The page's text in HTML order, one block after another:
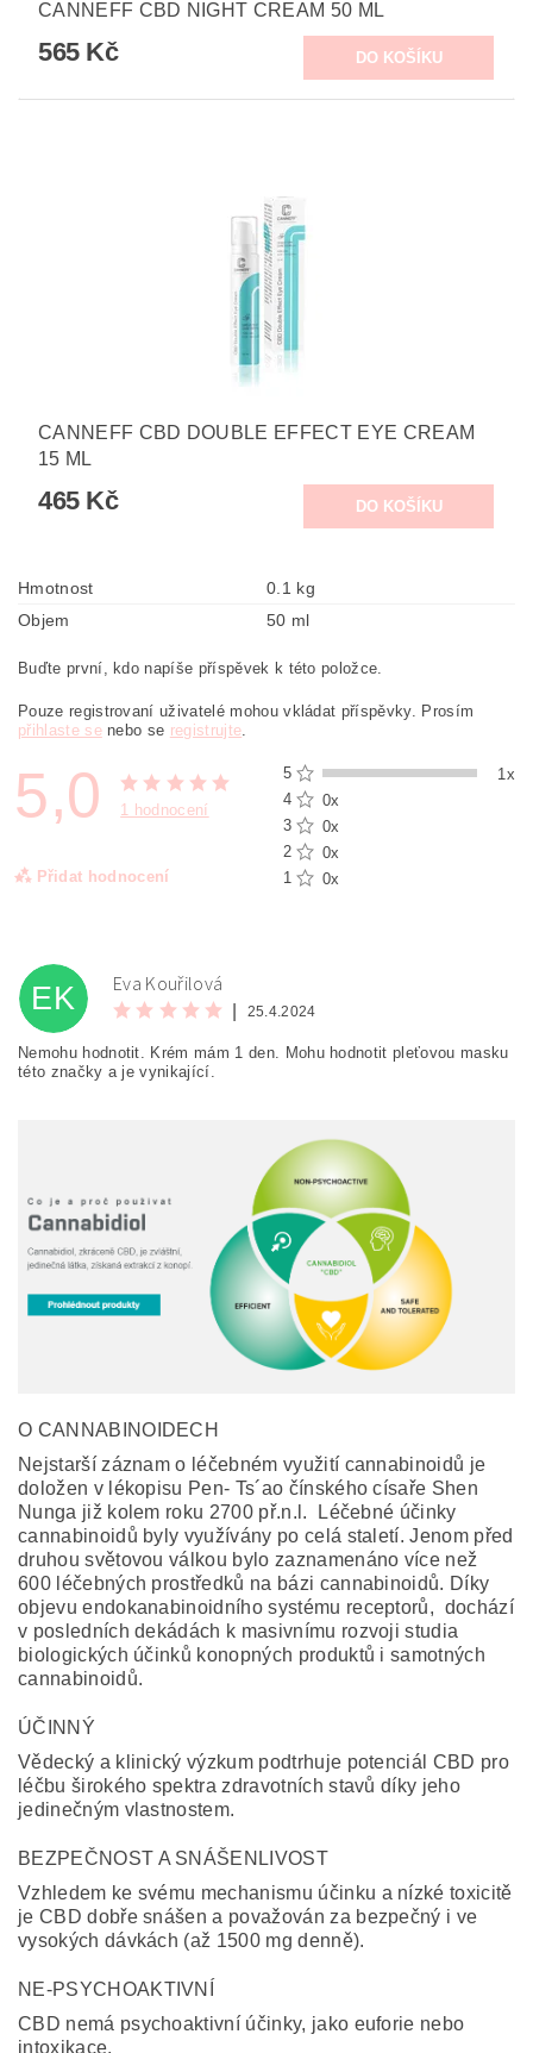
CANNEFF CBD NIGHT CREAM 50 ML
565 Kč
CANNEFF CBD DOUBLE EFFECT EYE CREAM
15 ML
465 Kč
Hmotnost
0.1 kg
Objem
50 ml
Buďte první, kdo napíše příspěvek k této položce.
Pouze registrovaní uživatelé mohou vkládat příspěvky. Prosím
přihlaste senebo se registrujte.
5,0 1 hodnocení
Přidat hodnocení
5
1x
4
0x
3
0x
2
0x
1
0x
Odesláním formuláře/objednávky vyjadřujete souhlas
se zpracováním osobních údajů v souladu s definicí
ochrany osobních údajů
EK Eva Kouřilová
25.4.2024
Nemohu hodnotit. Krém mám 1 den. Mohu hodnotit pleťovou masku
této značky a je vynikající.
O CANNABINOIDECH
Nejstarší záznam o léčebném využití cannabinoidů je
doložen v lékopisu Pen- Ts´ao čínského císaře Shen
Nunga již kolem roku 2700 př.n.l. Léčebné účinky
cannabinoidů byly využívány po celá staletí. Jenom před
druhou světovou válkou bylo zaznamenáno více než
600 léčebných prostředků na bázi cannabinoidů. Díky
objevu endokanabinoidního systému receptorů, dochází
v posledních dekádách k masivnímu rozvoji studia
biologických účinků konopných produktů i samotných
cannabinoidů.
ÚČINNÝ
Vědecký a klinický výzkum podtrhuje potenciál CBD pro
léčbu širokého spektra zdravotních stavů díky jeho
jedinečným vlastnostem.
BEZPEČNOST A SNÁŠENLIVOST
Vzhledem ke svému mechanismu účinku a nízké toxicitě
je CBD dobře snášen a považován za bezpečný i ve
vysokých dávkách (až 1500 mg denně).
NE-PSYCHOAKTIVNÍ
CBD nemá psychoaktivní účinky, jako euforie nebo
intoxikace.